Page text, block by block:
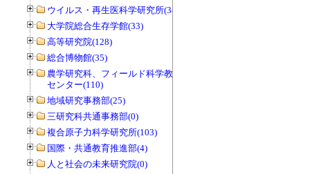
ウイルス・再生医科学研究所(34)
大学院総合生存学館(33)
高等研究院(128)
総合博物館(35)
農学研究科、フィールド科学教育研究
センター(110)
地域研究事務部(25)
三研究科共通事務部(0)
複合原子力科学研究所(103)
国際・共通教育推進部(4)
人と社会の未来研究院(0)